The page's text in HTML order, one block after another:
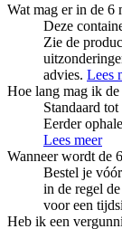
Wat mag er in de 6
Deze
Zie de
advies. Lees
Hoe lang mag ik de
Standaard
Eerder
Lees meer
Wanneer wordt de
Bestel je
in de regel
voor een
Heb ik een